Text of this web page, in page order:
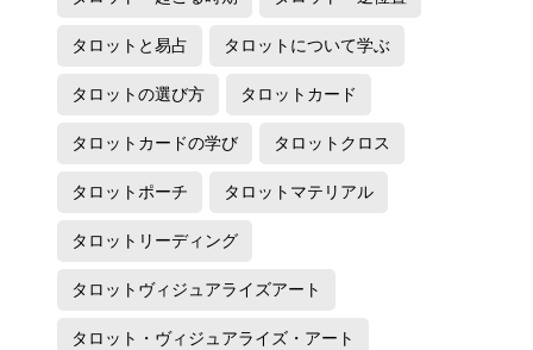
タロットと易占 タロットについて学ぶ
タロットの選び方 タロットカード
タロットカードの学び タロットクロス
タロットポーチ タロットマテリアル
タロットリーディング
タロットヴィジュアライズアート
タロット・ヴィジュアライズ・アート